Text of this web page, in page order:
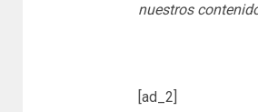
nuestros
[ad_2]